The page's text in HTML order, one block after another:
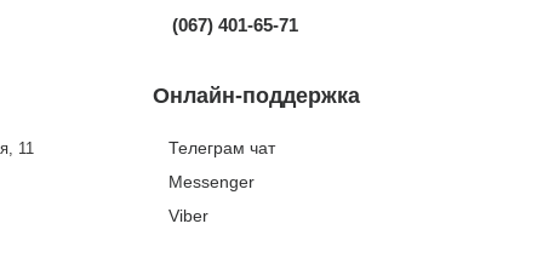
11
(067) 401-65-71
Онлайн-поддержка
Телеграм чат
Messenger
Viber